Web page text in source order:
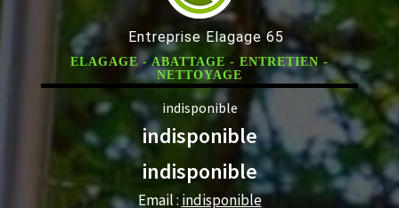
Entreprise Elagage 65
ELAGAGE - ABATTAGE - ENTRETIEN -
NETTOYAGE
indisponible
indisponible
indisponible
Email : indisponible